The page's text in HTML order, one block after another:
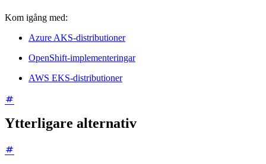
Kom igång med:
Azure AKS-distributioner
OpenShift-implementeringar
AWS EKS-distributioner
Ytterligare alternativ